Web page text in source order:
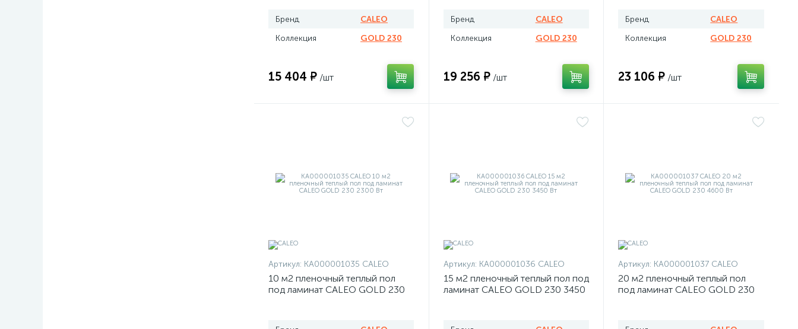
Бренд
CALEO
Коллекция
GOLD 230
15 404 ₽ /шт
Бренд
CALEO
Коллекция
GOLD 230
19 256 ₽ /шт
Бренд
CALEO
Коллекция
GOLD 230
23 106 ₽ /шт
Артикул: КА000001035 CALEO
10 м2 пленочный теплый пол
под ламинат CALEO GOLD 230
Артикул: КА000001036 CALEO
15 м2 пленочный теплый пол под
ламинат CALEO GOLD 230 3450
Артикул: КА000001037 CALEO
20 м2 пленочный теплый пол
под ламинат CALEO GOLD 230